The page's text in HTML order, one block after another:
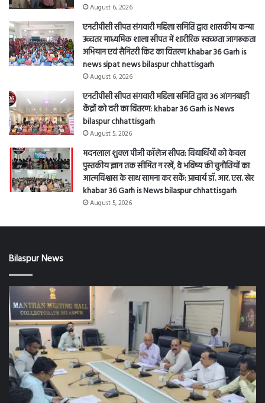
एनटीपीसी सीपत संगवारी महिला समिति द्वारा 36 आंगनबाड़ी
केंद्रों को दरी का वितरण: khabar 36 Garh is News
bilaspur chhattisgarh
August 5, 2026
मदनलाल शुक्ल पीजी कॉलेज सीपत: विद्यार्थियों को केवल
पुस्तकीय ज्ञान तक सीमित न रखें, वे भविष्य की चुनौतियों का
आत्मविश्वास के साथ सामना कर सकें: प्राचार्य डॉ. आर. एस. खेर
khabar 36 Garh is News bilaspur chhattisgarh
August 5, 2026
Bilaspur News
bilaspur
भावी मतदाताओं को मिलेगी लोकतंत्र, संविधान व मतदान
प्रक्रिया की व्यावहारिक जानकारी: khabar 36 Garh is news
bilaspur chhattisgarh
August 7, 2026